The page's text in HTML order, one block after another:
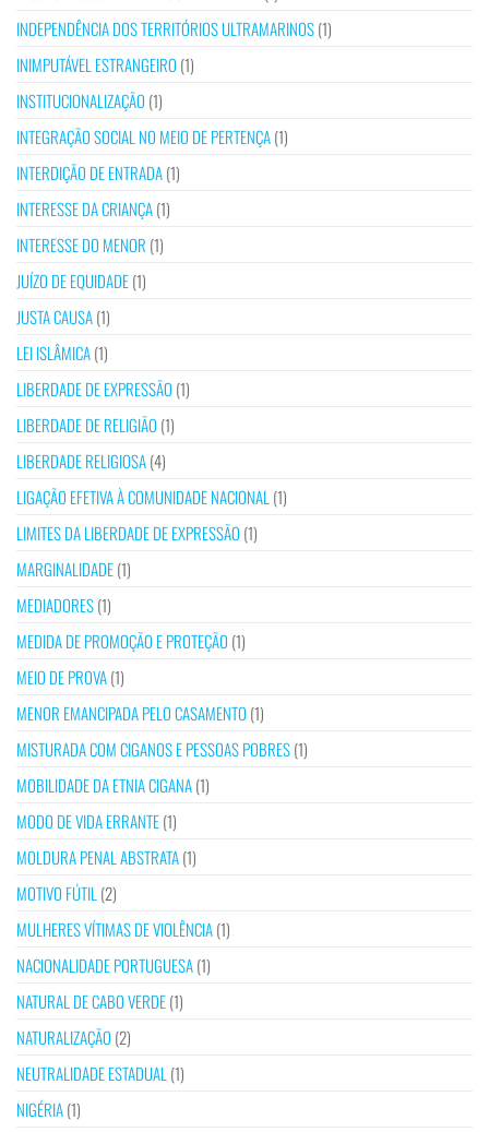
INDEPENDÊNCIA DOS TERRITÓRIOS ULTRAMARINOS(1)
INIMPUTÁVEL ESTRANGEIRO (1)
INSTITUCIONALIZAÇÃO (1)
INTEGRAÇÃO SOCIAL NO MEIO DE PERTENÇA(1)
INTERDIÇÃO DE ENTRADA(1)
INTERESSE DA CRIANÇA(1)
INTERESSE DO MENOR (1)
JUÍZO DE EQUIDADE(1)
JUSTA CAUSA(1)
LEI ISLÂMICA(1)
LIBERDADE DE EXPRESSÃO (1)
LIBERDADE DE RELIGIÃO (1)
LIBERDADE RELIGIOSA(4)
LIGAÇÃO EFETIVA À COMUNIDADE NACIONAL (1)
LIMITES DA LIBERDADE DE EXPRESSÃO (1)
MARGINALIDADE(1)
MEDIADORES(1)
MEDIDA DE PROMOÇÃO E PROTEÇÃO (1)
MEIO DE PROVA(1)
MENOR EMANCIPADA PELO CASAMENTO (1)
MISTURADA COM CIGANOS E PESSOAS POBRES(1)
MOBILIDADE DA ETNIA CIGANA(1)
MODO DE VIDA ERRANTE(1)
MOLDURA PENAL ABSTRATA(1)
MOTIVO FÚTIL (2)
MULHERES VÍTIMAS DE VIOLÊNCIA(1)
NACIONALIDADE PORTUGUESA(1)
NATURAL DE CABO VERDE(1)
NATURALIZAÇÃO (2)
NEUTRALIDADE ESTADUAL (1)
NIGÉRIA(1)